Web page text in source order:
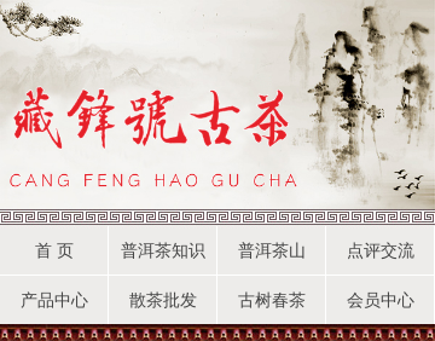
首 页 普洱茶知识 普洱茶山 点评交流
产品中心 散茶批发 古树春茶 会员中心